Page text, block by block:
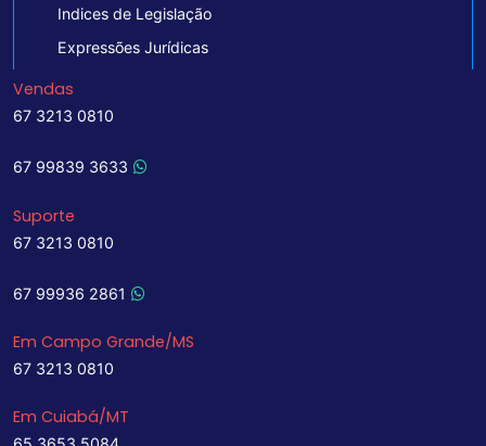
Indices de Legislação
Expressões Jurídicas
Vendas
67 3213 0810
67 99839 3633
Suporte
67 3213 0810
67 99936 2861
Em Campo Grande/MS
67 3213 0810
Em Cuiabá/MT